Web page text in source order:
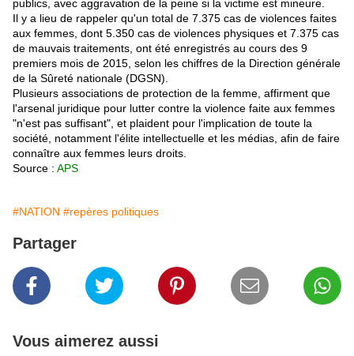
publics, avec aggravation de la peine si la victime est mineure.
Il y a lieu de rappeler qu'un total de 7.375 cas de violences faites
aux femmes, dont 5.350 cas de violences physiques et 7.375 cas
de mauvais traitements, ont été enregistrés au cours des 9
premiers mois de 2015, selon les chiffres de la Direction générale
de la Sûreté nationale (DGSN).
Plusieurs associations de protection de la femme, affirment que
l'arsenal juridique pour lutter contre la violence faite aux femmes
"n'est pas suffisant", et plaident pour l'implication de toute la
société, notamment l'élite intellectuelle et les médias, afin de faire
connaître aux femmes leurs droits.
Source : APS
#NATION #repères politiques
Partager
Vous aimerez aussi